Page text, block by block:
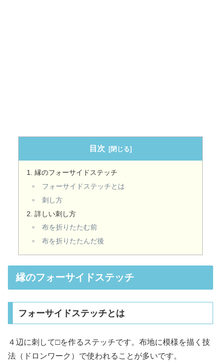
目次
縁のフォーサイドステッチ
フォーサイドステッチとは
刺し方
詳しい刺し方
布を折りたたむ前
布を折りたたんだ後
縁のフォーサイドステッチ
フォーサイドステッチとは
４辺に刺して□を作るステッチです。布地に模様を描く技
法（ドロンワーク）で使われることが多いです。